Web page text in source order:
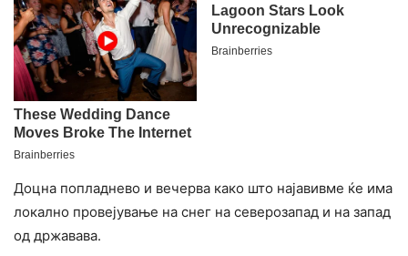
Доцна попладнево и вечерва како што најавивме ќе има
локално провејување на снег на северозапад и на запад
од државава.